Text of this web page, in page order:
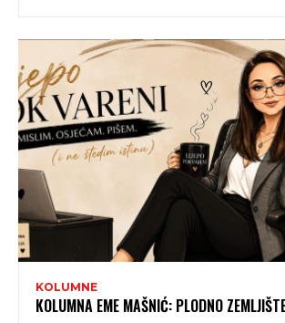
KOLUMNE
KOLUMNA EME MAŠNIĆ: PLODNO